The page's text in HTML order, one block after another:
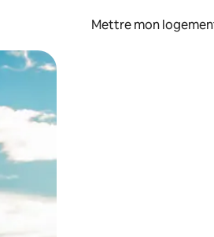
Mettre mon